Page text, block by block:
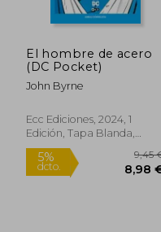
El hombre de acero
(DC Pocket)
John Byrne
Ecc Ediciones, 2024, 1
Edición, Tapa Blanda,
Nuevo